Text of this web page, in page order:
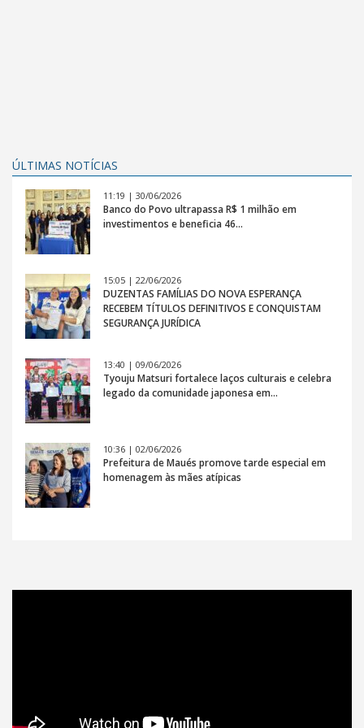
ÚLTIMAS NOTÍCIAS
11:19 | 30/06/2026
Banco do Povo ultrapassa R$ 1 milhão em
investimentos e beneficia 46…
15:05 | 22/06/2026
DUZENTAS FAMÍLIAS DO NOVA ESPERANÇA
RECEBEM TÍTULOS DEFINITIVOS E CONQUISTAM
SEGURANÇA JURÍDICA
13:40 | 09/06/2026
Tyouju Matsuri fortalece laços culturais e celebra
legado da comunidade japonesa em…
10:36 | 02/06/2026
Prefeitura de Maués promove tarde especial em
homenagem às mães atípicas